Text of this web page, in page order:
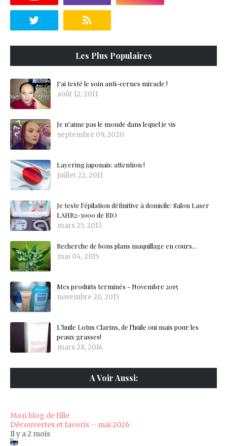
Les Plus Populaires
J'ai testé le soin anti-cernes miracle !
août 12, 2011
Je n'aime pas le monde dans lequel je vis
septembre 09, 2020
Layering japonais: attention !
juillet 22, 2011
Je teste l'épilation définitive à domicile: Salon Laser
LAHR2-3000 de RIO
mars 25, 2013
Recherche de bons plans maquillage en cours...
mai 04, 2015
Mes produits terminés - Novembre 2015
novembre 20, 2015
L'huile Lotus Clarins, de l'huile oui mais pour les
peaux grasses!
mars 28, 2014
A Voir Aussi:
Mon blog de fille
Découvertes et favoris – mai 2026
Il y a 2 mois